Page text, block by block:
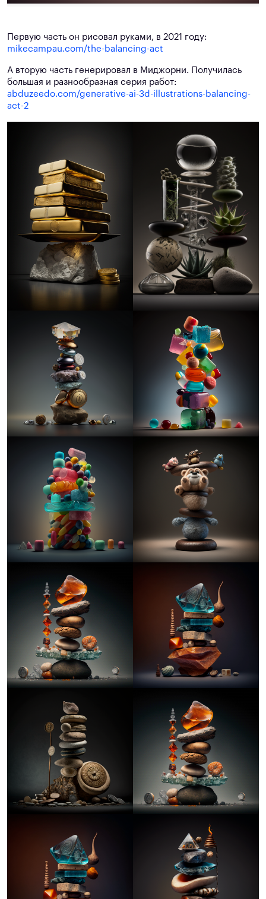
Первую часть он рисовал руками, в 2021 году:
mikecampau.com/the-balancing-act
А вторую часть генерировал в Миджорни. Получилась
большая и разнообразная серия работ:
abduzeedo.com/generative-ai-3d-illustrations-balancing-
act-2